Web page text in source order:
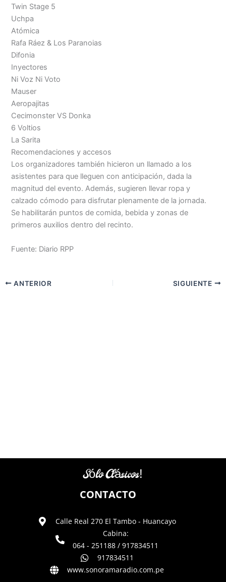
Twin Stage 5
Uchpa
Atómica
Rafa Ráez & Los Paranoias
Difonia
Inyectores
Ni Voz Ni Voto
Mauser
Aeropajitas
Cecimonster VS Donka
6 Voltios
La Sarita
Recomendaciones y accesos
Los organizadores también hicieron un llamado a los
asistentes para que lleguen con anticipación, dada la
magnitud del evento. Además, sugieren llevar ropa y
calzado cómodo para disfrutar plenamente de la jornada.
Se habilitarán puntos de comida, bebida y zonas de
primeros auxilios dentro del recinto.
Fuente: Diario RPP
ANTERIOR SIGUIENTE
Sólo Clásicos!
CONTACTO
Calle Real 270 El Tambo - Huancayo
Cabina:
064 - 251188 / 917834511
917834511
www.sonoramaradio.com.pe